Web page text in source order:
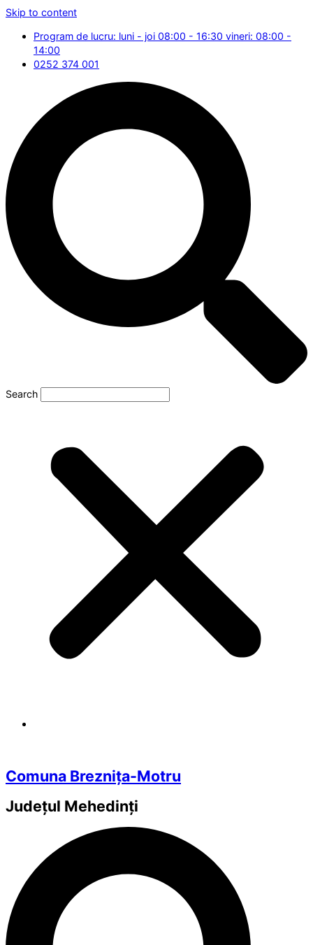
Skip to content
Program de lucru: luni - joi 08:00 - 16:30 vineri: 08:00 -
14:00
0252 374 001
Search
Comuna Breznița-Motru
Județul Mehedinți